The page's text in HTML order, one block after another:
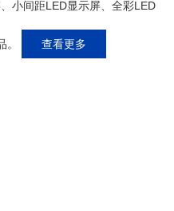
小间距LED显示屏、全彩LED
。 查看更多